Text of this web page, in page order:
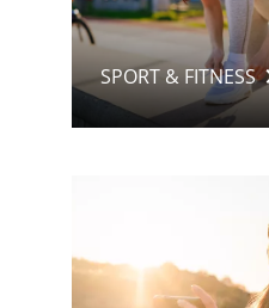
SPORT & FITNESS